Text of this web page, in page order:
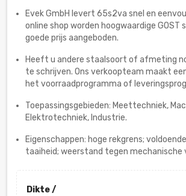
Evek GmbH levert 65s2va snel en
online shop worden hoogwaardige GOST
goede prijs aangeboden.
Heeft u andere staalsoort of afmeting
te schrijven. Ons verkoopteam maakt
het voorraadprogramma of
Toepassingsgebieden: Meettechniek,
Elektrotechniek, Industrie.
Eigenschappen: hoge rekgrens;
taaiheid; weerstand tegen mechanische
Dikte /